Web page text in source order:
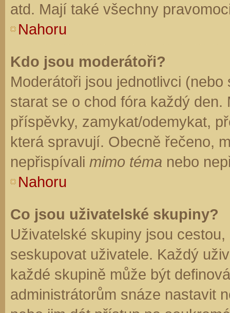
atd. Mají také všechny
Nahoru
Kdo jsou moderátoři?
Moderátoři jsou jednotlivci
starat se o chod fóra každý
příspěvky, zamykat/odemykat,
která spravují. Obecně řečeno,
nepřispívali mimo téma nebo
Nahoru
Co jsou uživatelské skupiny?
Uživatelské skupiny jsou
seskupovat uživatele. Každý
každé skupině může být
administrátorům snáze nastavit